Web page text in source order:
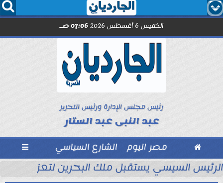
  
الخميس 6 أغسطس 2026 07:06 صـ
رئيس مجلس الإدارة ورئيس التحرير
عبد النبى عبد الستار
 مصر اليوم الشارع السياسي 
السكندري فى الأسبوع الأول
الرئيس السيسي يستقبل ملك البحرين لتعزيز